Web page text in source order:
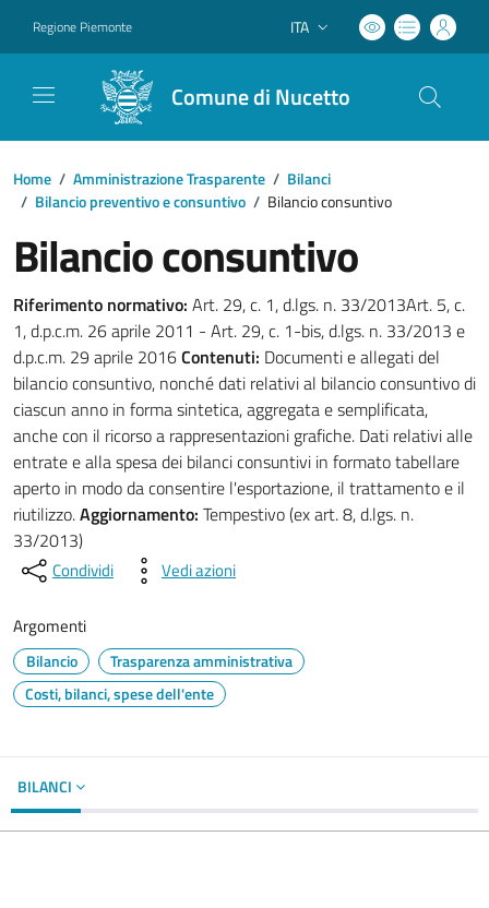
Regione Piemonte Lingua attiva:
ITA
Comune di Nucetto
Home / Amministrazione Trasparente / Bilanci
/ Bilancio preventivo e consuntivo / Bilancio consuntivo
Bilancio consuntivo
Riferimento normativo: Art. 29, c. 1, d.lgs. n. 33/2013Art. 5, c.
1, d.p.c.m. 26 aprile 2011 - Art. 29, c. 1-bis, d.lgs. n. 33/2013 e
d.p.c.m. 29 aprile 2016Contenuti: Documenti e allegati del
bilancio consuntivo, nonché dati relativi al bilancio consuntivo di
ciascun anno in forma sintetica, aggregata e semplificata,
anche con il ricorso a rappresentazioni grafiche. Dati relativi alle
entrate e alla spesa dei bilanci consuntivi in formato tabellare
aperto in modo da consentire l'esportazione, il trattamento e il
riutilizzo.Aggiornamento: Tempestivo (ex art. 8, d.lgs. n.
33/2013)
Condividi Vedi azioni
Argomenti
Bilancio
Trasparenza amministrativa
Costi, bilanci, spese dell'ente
BILANCI